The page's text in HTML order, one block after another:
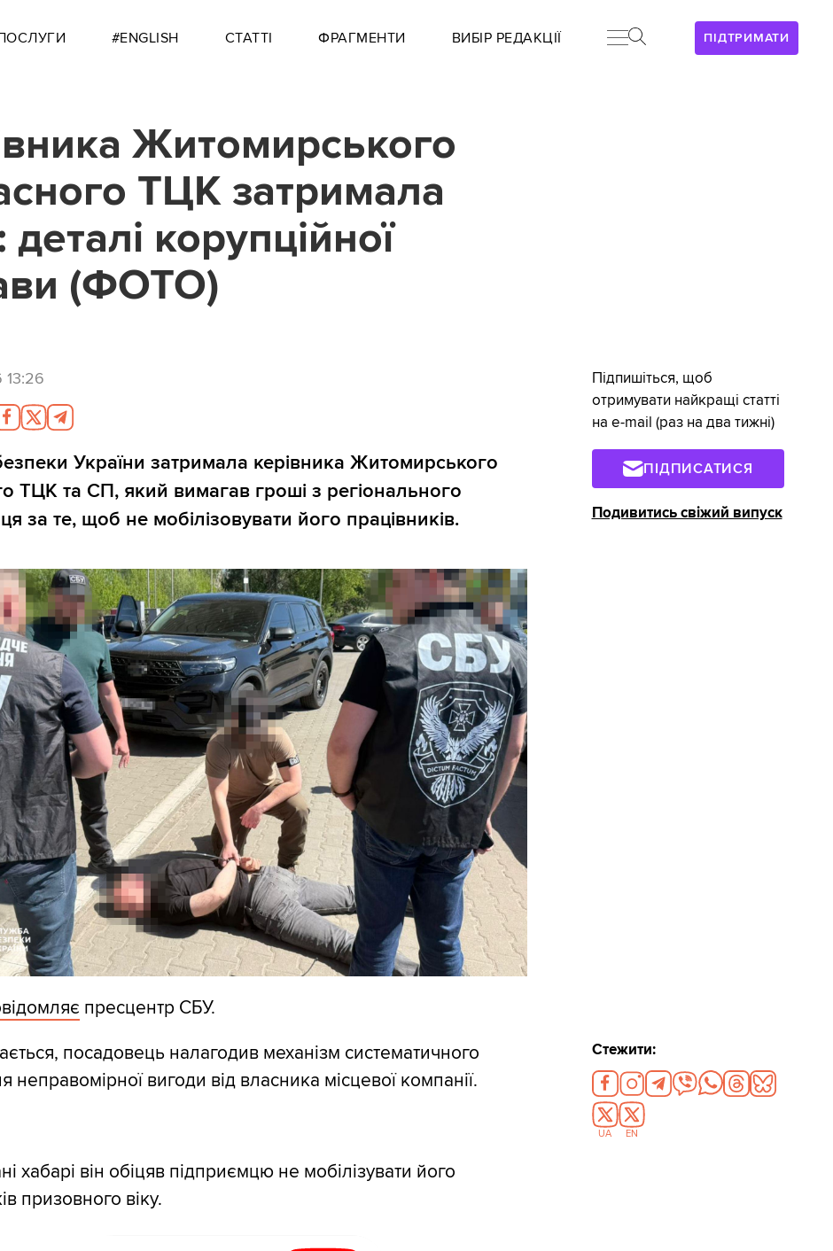
ПІДТРИМАТИ
#ENGLISH СТАТТІ ФРАГМЕНТИ ВИБІР РЕДАКЦІЇ
Житомирського
ТЦК затримала
корупційної
(ФОТО)
України затримала керівника Житомирського
ТЦК та СП, який вимагав гроші з регіонального
за те, щоб не мобілізовувати його працівників.
пресцентр СБУ.
посадовець налагодив механізм систематичного
неправомірної вигоди від власника місцевої компанії.
хабарі він обіцяв підприємцю не мобілізувати його
призовного віку.
Підпишіться, щоб
отримувати найкращі статті
на e-mail (раз на два тижні)
ПІДПИСАТИСЯ
Подивитись свіжий випуск
Стежити:
UA EN